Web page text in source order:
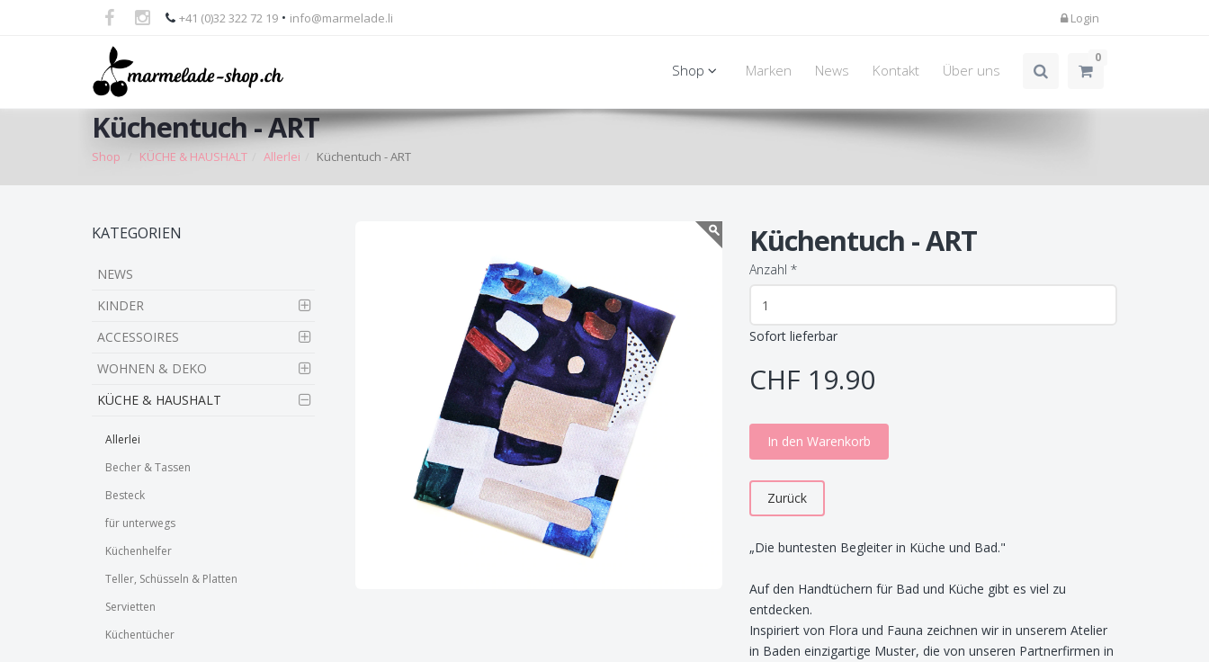
+41 (0)32 322 72 19 • info@marmelade.li Login
Shop Marken News Kontakt Über uns
0
Küchentuch - ART
Shop KÜCHE & HAUSHALT Allerlei Küchentuch - ART
KATEGORIEN
NEWS
KINDER
ACCESSOIRES
WOHNEN & DEKO
KÜCHE & HAUSHALT
Allerlei
Becher & Tassen
Besteck
für unterwegs
Küchenhelfer
Teller, Schüsseln & Platten
Servietten
Küchentücher
Küchentuch - ART
Anzahl *
Sofort lieferbar
CHF 19.90
In den Warenkorb
Zurück
„Die buntesten Begleiter in Küche und Bad."
Auf den Handtüchern für Bad und Küche gibt es viel zu
entdecken.
Inspiriert von Flora und Fauna zeichnen wir in unserem Atelier
in Baden einzigartige Muster, die von unseren Partnerfirmen in